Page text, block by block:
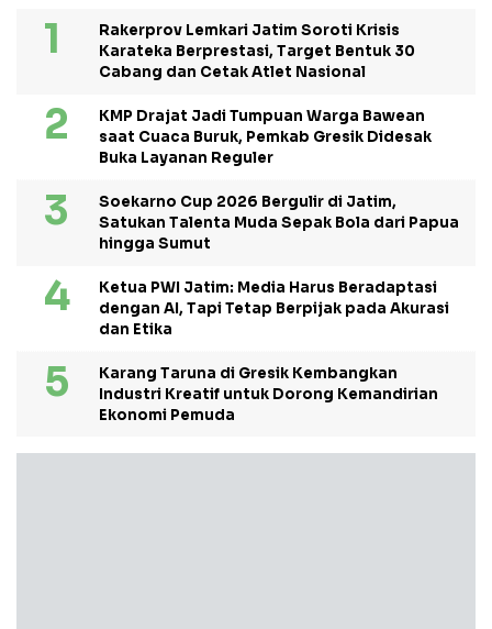
Rakerprov Lemkari Jatim Soroti Krisis
Karateka Berprestasi, Target Bentuk 30
Cabang dan Cetak Atlet Nasional
KMP Drajat Jadi Tumpuan Warga Bawean
saat Cuaca Buruk, Pemkab Gresik Didesak
Buka Layanan Reguler
Soekarno Cup 2026 Bergulir di Jatim,
Satukan Talenta Muda Sepak Bola dari Papua
hingga Sumut
Ketua PWI Jatim: Media Harus Beradaptasi
dengan AI, Tapi Tetap Berpijak pada Akurasi
dan Etika
Karang Taruna di Gresik Kembangkan
Industri Kreatif untuk Dorong Kemandirian
Ekonomi Pemuda